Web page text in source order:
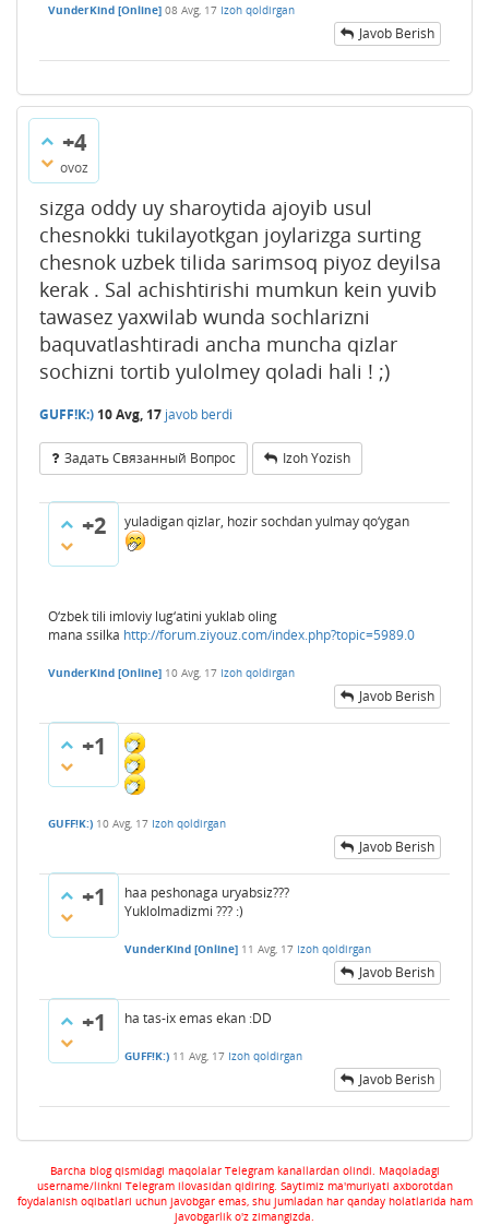
VunderKind [Online] 08 Avg, 17 Izoh qoldirgan
Javob Berish
+4
ovoz
sizga oddy uy sharoytida ajoyib usul
chesnokki tukilayotkgan joylarizga surting
chesnok uzbek tilida sarimsoq piyoz deyilsa
kerak . Sal achishtirishi mumkun kein yuvib
tawasez yaxwilab wunda sochlarizni
baquvatlashtiradi ancha muncha qizlar
sochizni tortib yulolmey qoladi hali ! ;)
GUFF!K:) 10 Avg, 17 javob berdi
Задать Связанный Вопрос Izoh Yozish
+2 yuladigan qizlar, hozir sochdan yulmay qo‘ygan
O‘zbek tili imloviy lug‘atini yuklab oling
mana ssilka http://forum.ziyouz.com/index.php?topic=5989.0
VunderKind [Online] 10 Avg, 17 Izoh qoldirgan
Javob Berish
+1
GUFF!K:) 10 Avg, 17 Izoh qoldirgan
Javob Berish
+1
haa peshonaga uryabsiz???
Yuklolmadizmi ??? :)
VunderKind [Online] 11 Avg, 17 Izoh qoldirgan
Javob Berish
+1 ha tas-ix emas ekan :DD
GUFF!K:) 11 Avg, 17 Izoh qoldirgan
Javob Berish
Barcha blog qismidagi maqolalar Telegram kanallardan olindi. Maqoladagi
username/linkni Telegram ilovasidan qidiring. Saytimiz ma'muriyati axborotdan
foydalanish oqibatlari uchun javobgar emas, shu jumladan har qanday holatlarida ham
javobgarlik o'z zimangizda.